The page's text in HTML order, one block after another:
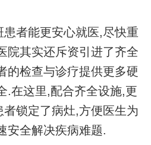
者能更安心就医,尽快重
院其实还斥资引进了齐全
的检查与诊疗提供更多硬
.在这里,配合齐全设施,更
锁定了病灶,方便医生为
安全解决疾病难题.